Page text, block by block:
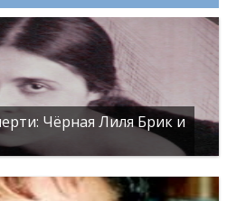
Чёрная Лиля Брик и